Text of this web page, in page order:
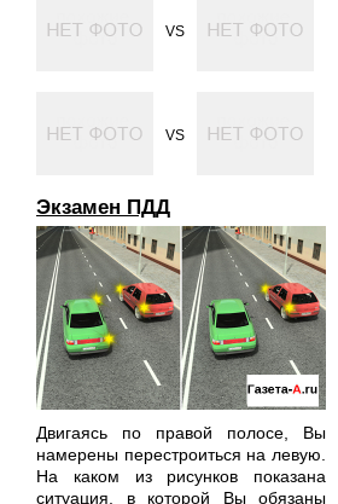
VS
VS
Экзамен ПДД
Двигаясь по правой полосе, Вы
намерены перестроиться на левую.
На каком из рисунков показана
ситуация, в которой Вы обязаны